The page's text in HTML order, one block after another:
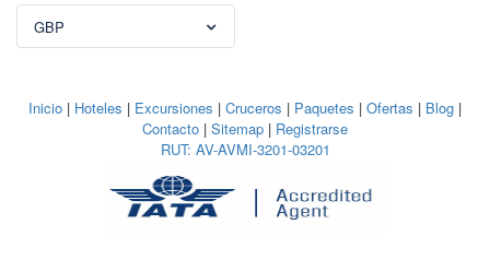
GBP
Inicio | Hoteles | Excursiones | Cruceros | Paquetes | Ofertas | Blog |
Contacto | Sitemap | Registrarse
RUT: AV-AVMI-3201-03201